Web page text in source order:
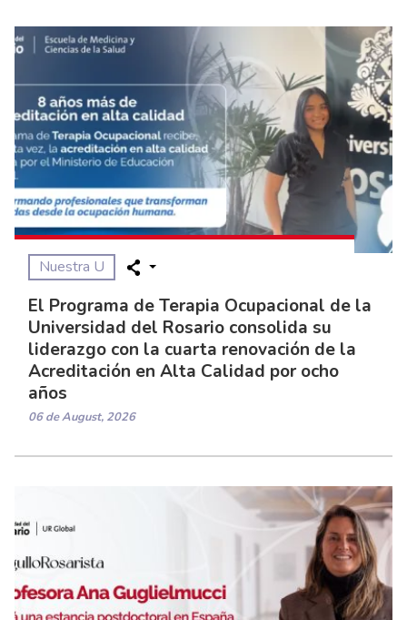
Nuestra U
El Programa de Terapia Ocupacional de la
Universidad del Rosario consolida su
liderazgo con la cuarta renovación de la
Acreditación en Alta Calidad por ocho
años
06 de August, 2026